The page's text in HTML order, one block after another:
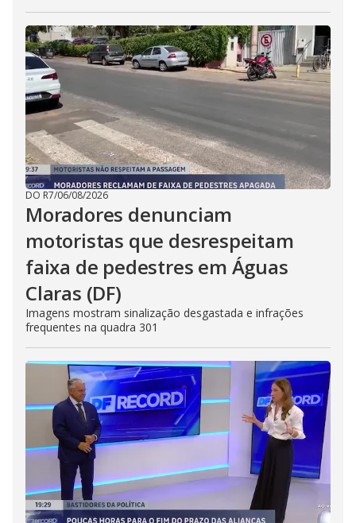
DO R7/06/08/2026
Moradores denunciam
motoristas que desrespeitam
faixa de pedestres em Águas
Claras (DF)
Imagens mostram sinalização desgastada e infrações
frequentes na quadra 301